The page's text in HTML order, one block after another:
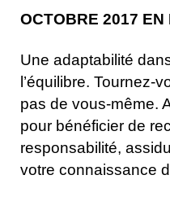
OCTOBRE 2017
Une adaptabilité
l’équilibre. Tournez-
pas de vous-même.
pour bénéficier de
responsabilité,
votre connaissance